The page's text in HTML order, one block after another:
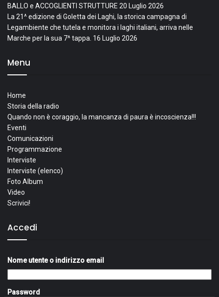
BALLO e ACCOGLIENTI STRUTTURE 20 Luglio 2026
La 21^ edizione di Goletta dei Laghi, la storica campagna di
Legambiente che tutela e monitora i laghi italiani, arriva nelle
Marche per la sua 7^ tappa. 16 Luglio 2026
Menu
Home
Storia della radio
Quando non è coraggio, la mancanza di paura è incoscienza!!!
Eventi
Comunicazioni
Programmazione
Interviste
Interviste (elenco)
Foto Album
Video
Scrivici!
Accedi
Nome utente o indirizzo email
Password